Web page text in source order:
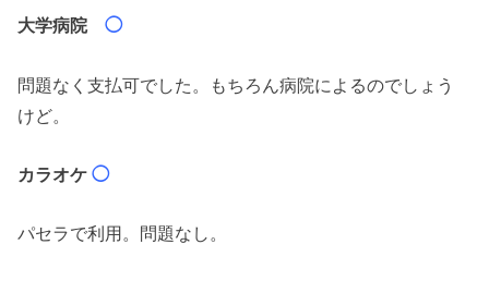
大学病院◯
問題なく支払可でした。もちろん病院によるのでしょう
けど。
カラオケ◯
パセラで利用。問題なし。